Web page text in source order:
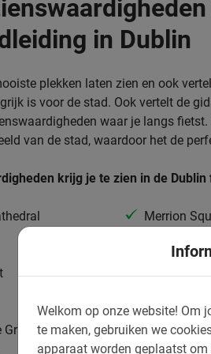
Welkom op onze website! Om
te maken, gebruiken we
apparaat worden geplaatst
in Dublin
plekken laten zien en ook
is voor de stad. Ook vertelt de
waar je langs
van de stad, waardoor het de
krijg je te zien in de
Grand Canal
Merrion
Bridge
Famine